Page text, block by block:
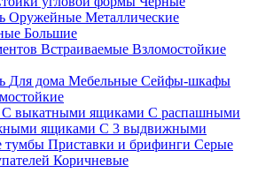
Оружейные Металлические
Большие
Встраиваемые Взломостойкие
Для дома Мебельные Сейфы-шкафы
С выкатными ящиками С распашными
ящиками С 3 выдвижными
тумбы Приставки и брифинги Серые
Коричневые